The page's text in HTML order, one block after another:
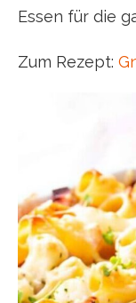
Essen für die
Zum Rezept: